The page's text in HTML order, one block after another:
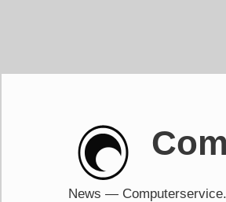
content
News —